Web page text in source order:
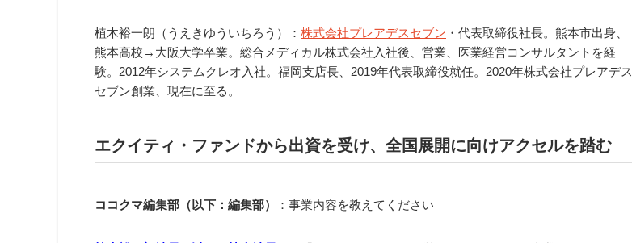
植木裕一朗（うえきゆういちろう）： 株式会社プレアデスセブン ・代表取締役社長。熊本市出身、
熊本高校→大阪大学卒業。総合メディカル株式会社入社後、営業、医業経営コンサルタントを経
験。2012年システムクレオ入社。福岡支店長、2019年代表取締役就任。2020年株式会社プレアデス
セブン創業、現在に至る。
エクイティ・ファンドから出資を受け、全国展開に向けアクセルを踏む
ココクマ編集部（以下：編集部） ：事業内容を教えてください